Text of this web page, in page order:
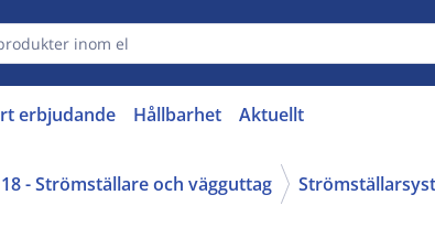
erbjudande Hållbarhet Aktuellt
18 - Strömställare och vägguttag